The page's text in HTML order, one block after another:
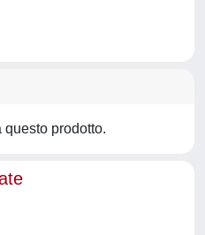
prodotto.